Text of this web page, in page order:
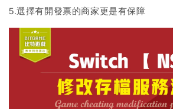
5.選擇有開發票的商家更是有保障